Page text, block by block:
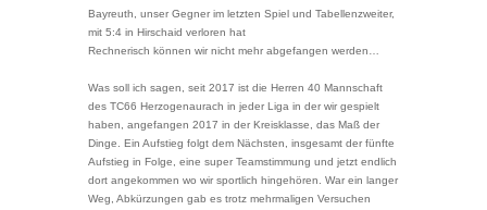
Bayreuth, unser Gegner im letzten Spiel und Tabellenzweiter,
mit 5:4 in Hirschaid verloren hat
Rechnerisch können wir nicht mehr abgefangen werden…
Was soll ich sagen, seit 2017 ist die Herren 40 Mannschaft
des TC66 Herzogenaurach in jeder Liga in der wir gespielt
haben, angefangen 2017 in der Kreisklasse, das Maß der
Dinge. Ein Aufstieg folgt dem Nächsten, insgesamt der fünfte
Aufstieg in Folge, eine super Teamstimmung und jetzt endlich
dort angekommen wo wir sportlich hingehören. War ein langer
Weg, Abkürzungen gab es trotz mehrmaligen Versuchen